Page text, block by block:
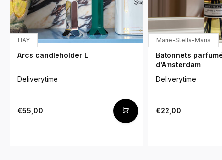
HAY
Arcs candleholder L
Deliverytime
€55,00
Marie-Stella-Maris
Bâtonnets
d'Amsterdam
Deliverytime
€22,00